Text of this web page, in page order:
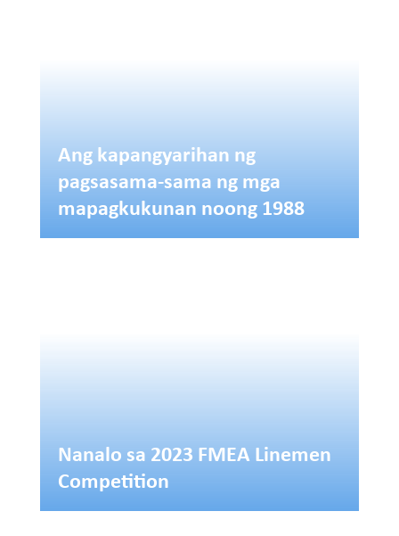
Ang kapangyarihan ng
pagsasama-sama ng mga
mapagkukunan noong 1988
Nanalo sa 2023 FMEA Linemen
Competition